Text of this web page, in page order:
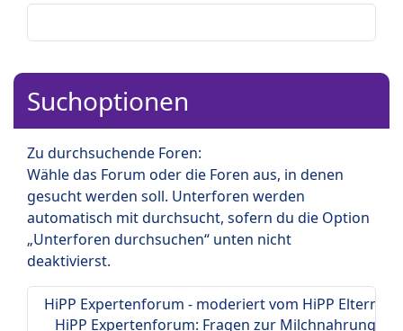
Suchoptionen
Zu durchsuchende Foren:
Wähle das Forum oder die Foren aus, in denen
gesucht werden soll. Unterforen werden
automatisch mit durchsucht, sofern du die Option
„Unterforen durchsuchen“ unten nicht
deaktivierst.